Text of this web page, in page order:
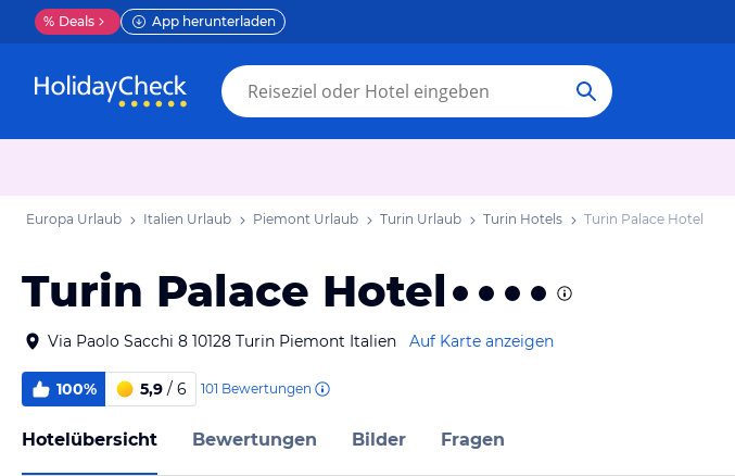
% Deals App herunterladen
Europa Urlaub Italien Urlaub Piemont Urlaub Turin Urlaub Turin Hotels Turin Palace Hotel
Turin Palace Hotel
Via Paolo Sacchi 8 10128 Turin Piemont Italien Auf Karte anzeigen
100% 5,9 / 6 101 Bewertungen
Hotelübersicht Bewertungen Bilder Fragen